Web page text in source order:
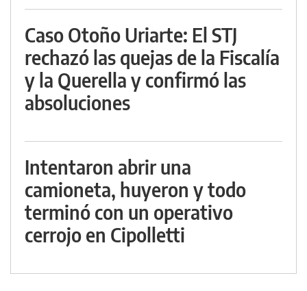
Caso Otoño Uriarte: El STJ
rechazó las quejas de la Fiscalía
y la Querella y confirmó las
absoluciones
Intentaron abrir una
camioneta, huyeron y todo
terminó con un operativo
cerrojo en Cipolletti